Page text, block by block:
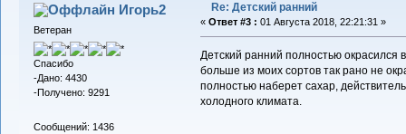
Игорь2
Ветеран
Спасибо
-Дано: 4430
-Получено: 9291
Сообщений: 1436
Re: Детский ранний
« Ответ #3 : 01 Августа 2018, 22:21:31 »
Детский ранний полностью окрасился
больше из моих сортов так рано не
полностью наберет сахар,
холодного климата.